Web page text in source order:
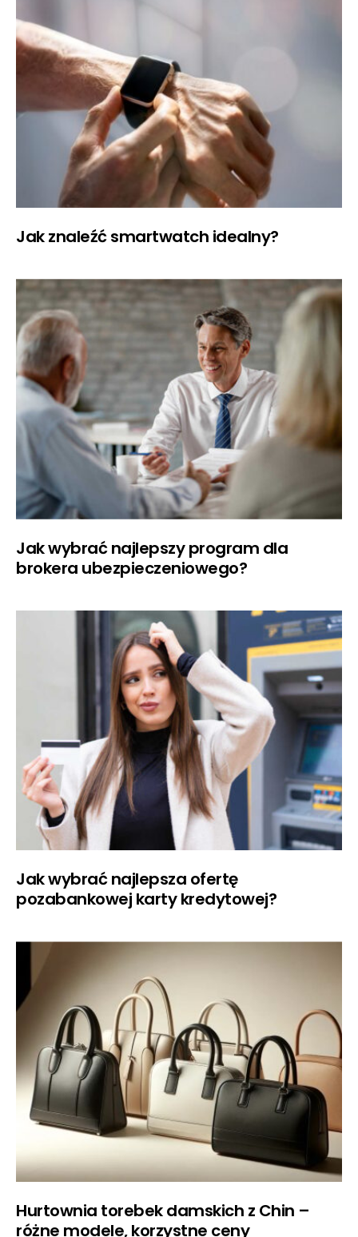
Jak znaleźć smartwatch idealny?
Jak wybrać najlepszy program dla
brokera ubezpieczeniowego?
Jak wybrać najlepsza ofertę
pozabankowej karty kredytowej?
Hurtownia torebek damskich z Chin –
różne modele, korzystne ceny